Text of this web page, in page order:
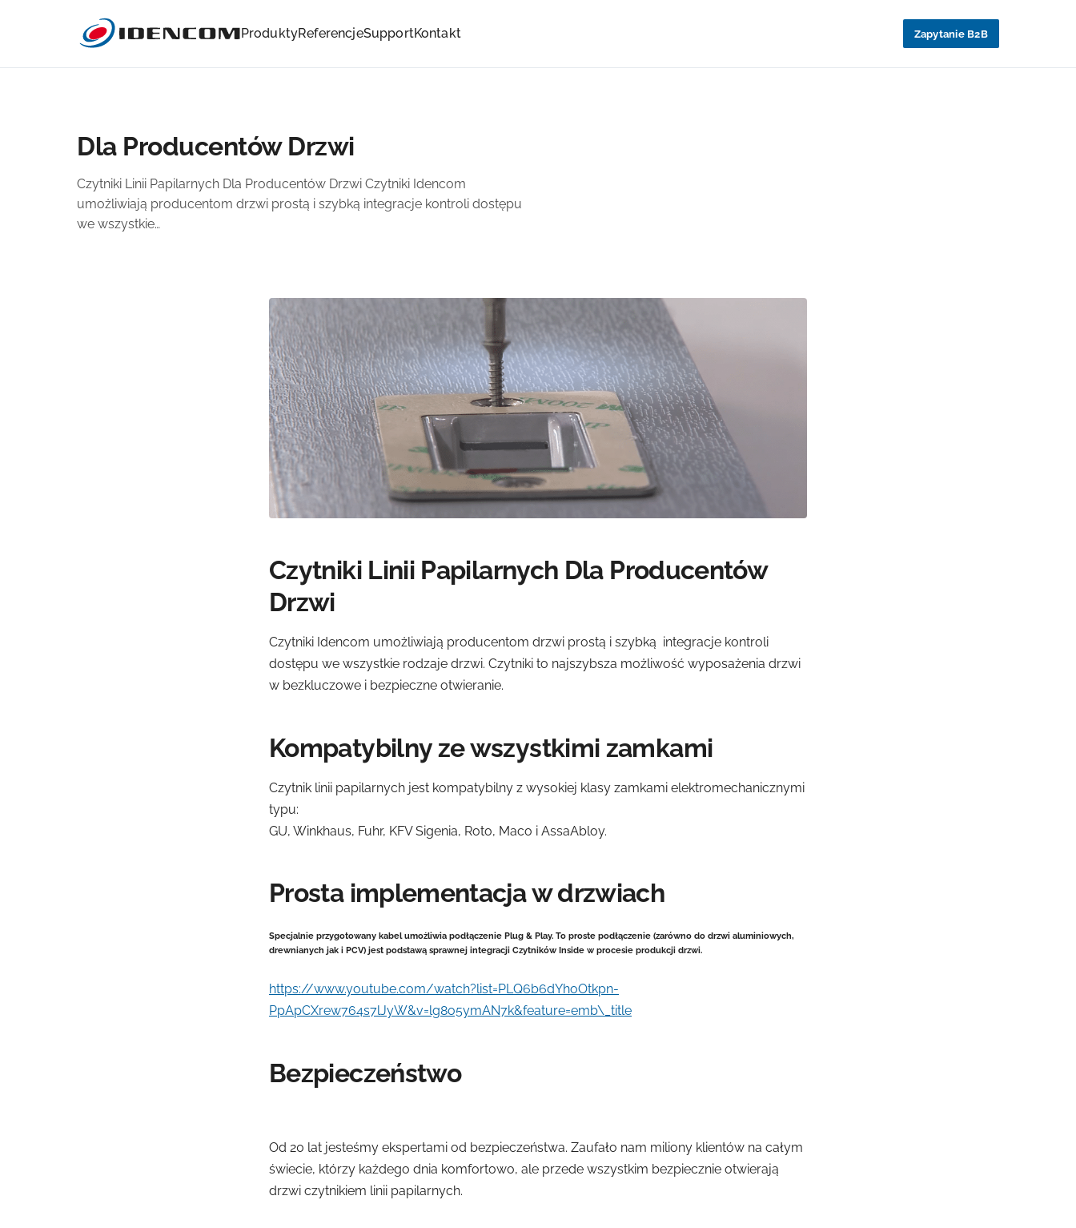
ProduktyReferencjeSupportKontakt Zapytanie B2B
Dla Producentów Drzwi
Czytniki Linii Papilarnych Dla Producentów Drzwi Czytniki Idencom
umożliwiają producentom drzwi prostą i szybką integracje kontroli dostępu
we wszystkie…
Czytniki Linii Papilarnych Dla Producentów
Drzwi
Czytniki Idencom umożliwiają producentom drzwi prostą i szybką integracje kontroli
dostępu we wszystkie rodzaje drzwi. Czytniki to najszybsza możliwość wyposażenia drzwi
w bezkluczowe i bezpieczne otwieranie.
Kompatybilny ze wszystkimi zamkami
Czytnik linii papilarnych jest kompatybilny z wysokiej klasy zamkami elektromechanicznymi
typu:
GU, Winkhaus, Fuhr, KFV Sigenia, Roto, Maco i AssaAbloy.
Prosta implementacja w drzwiach
Specjalnie przygotowany kabel umożliwia podłączenie Plug & Play. To proste podłączenie (zarówno do drzwi aluminiowych,
drewnianych jak i PCV) jest podstawą sprawnej integracji Czytników Inside w procesie produkcji drzwi.
https://www.youtube.com/watch?list=PLQ6b6dYhoOtkpn-
PpApCXrew764s7lJyW&v=lg8o5ymAN7k&feature=emb\_title
Bezpieczeństwo
Od 20 lat jesteśmy ekspertami od bezpieczeństwa. Zaufało nam miliony klientów na całym
świecie, którzy każdego dnia komfortowo, ale przede wszystkim bezpiecznie otwierają
drzwi czytnikiem linii papilarnych.